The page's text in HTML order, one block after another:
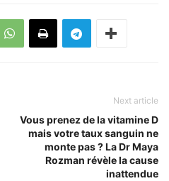
Next article
Vous prenez de la vitamine D
mais votre taux sanguin ne
monte pas ? La Dr Maya
Rozman révèle la cause
inattendue